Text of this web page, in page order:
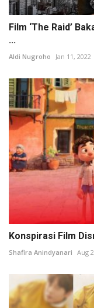
Film ‘The Raid’
...
Aldi Nugroho Jan 11, 2022
Konspirasi Film
Shafira Anindyanari Aug